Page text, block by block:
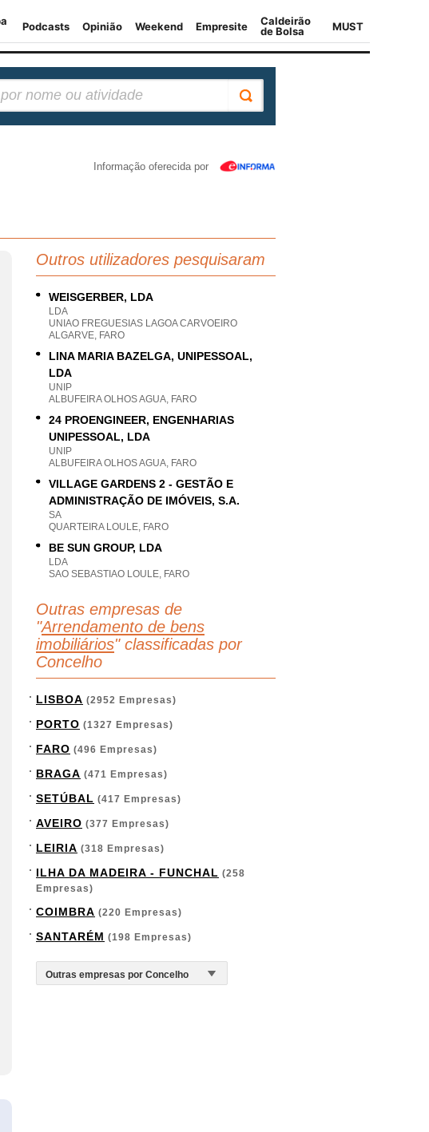
Informação oferecida por
Outros utilizadores pesquisaram
WEISGERBER, LDA
LDA
UNIAO FREGUESIAS LAGOA CARVOEIRO
ALGARVE, FARO
LINA MARIA BAZELGA, UNIPESSOAL,
LDA
UNIP
ALBUFEIRA OLHOS AGUA, FARO
24 PROENGINEER, ENGENHARIAS
UNIPESSOAL, LDA
UNIP
ALBUFEIRA OLHOS AGUA, FARO
VILLAGE GARDENS 2 - GESTÃO E
ADMINISTRAÇÃO DE IMÓVEIS, S.A.
SA
QUARTEIRA LOULE, FARO
BE SUN GROUP, LDA
LDA
SAO SEBASTIAO LOULE, FARO
Outras empresas de
"Arrendamento de bens
imobiliários" classificadas por
Concelho
LISBOA (2952 Empresas)
PORTO (1327 Empresas)
FARO (496 Empresas)
BRAGA (471 Empresas)
SETÚBAL (417 Empresas)
AVEIRO (377 Empresas)
LEIRIA (318 Empresas)
ILHA DA MADEIRA - FUNCHAL (258
Empresas)
COIMBRA (220 Empresas)
SANTARÉM (198 Empresas)